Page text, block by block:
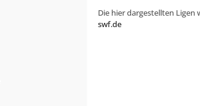
Die hier dargestellten
swf.de